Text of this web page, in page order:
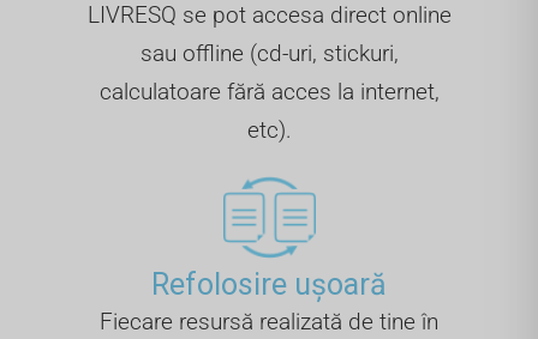
LIVRESQ se pot accesa direct online
sau offline (cd-uri, stickuri,
calculatoare fără acces la internet,
etc).
Refolosire ușoară
Fiecare resursă realizată de tine în